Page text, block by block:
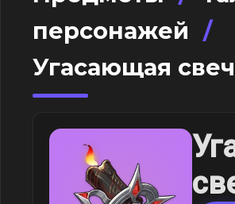
персонажей /
Угасающая